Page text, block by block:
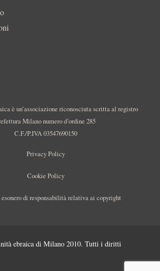
è un’associazione riconosciuta scritta al registro
Milano numero d’ordine 285
C.F./P.IVA 03547690150
Privacy Policy
Cookie Policy
di responsabilità relativa ai copyright
ebraica di Milano 2010. Tutti i diritti